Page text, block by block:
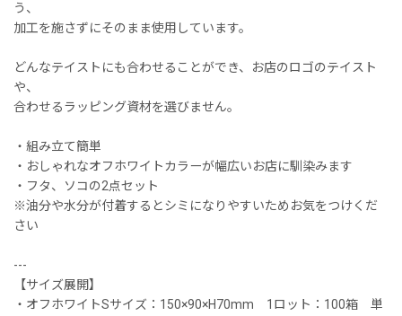
う、
加工を施さずにそのまま使用しています。
どんなテイストにも合わせることができ、お店のロゴのテイスト
や、
合わせるラッピング資材を選びません。
・組み立て簡単
・おしゃれなオフホワイトカラーが幅広いお店に馴染みます
・フタ、ソコの2点セット
※油分や水分が付着するとシミになりやすいためお気をつけくだ
さい
---
【サイズ展開】
・オフホワイトSサイズ：150×90×H70mm 1ロット：100箱 単